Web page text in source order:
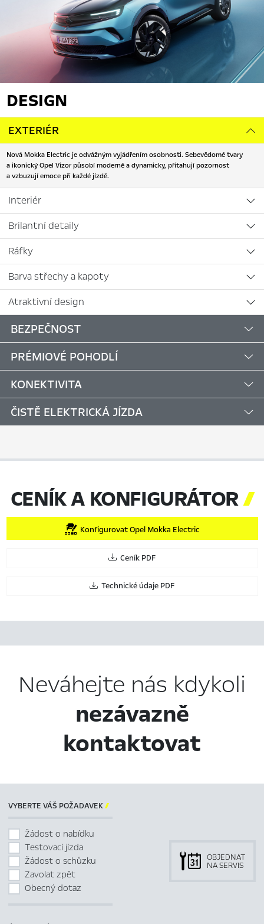
DESIGN
EXTERIÉR
Nová Mokka Electric je odvážným vyjádřením osobnosti. Sebevědomé tvary
a ikonický Opel Vizor působí moderně a dynamicky, přitahují pozornost
a vzbuzují emoce při každé jízdě.
Interiér
Brilantní detaily
Ráfky
Barva střechy a kapoty
Atraktivní design
BEZPEČNOST
PRÉMIOVÉ POHODLÍ
KONEKTIVITA
ČISTĚ ELEKTRICKÁ JÍZDA
CENÍK A KONFIGURÁTOR
Konfigurovat Opel Mokka Electric
Ceník PDF
Technické údaje PDF
Neváhejte nás kdykoli
nezávazně
kontaktovat
VYBERTE VÁŠ POŽADAVEK
Žádost o nabídku
Testovací jízda
Žádost o schůzku
Zavolat zpět
Obecný dotaz
OBJEDNAT
NA SERVIS